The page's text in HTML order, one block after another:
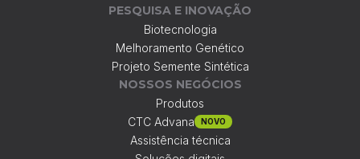
PESQUISA E INOVAÇÃO
Biotecnologia
Melhoramento Genético
Projeto Semente Sintética
NOSSOS NEGÓCIOS
Produtos
CTC Advana
NOVO
Assistência técnica